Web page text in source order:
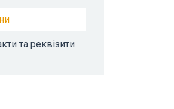
та реквізити